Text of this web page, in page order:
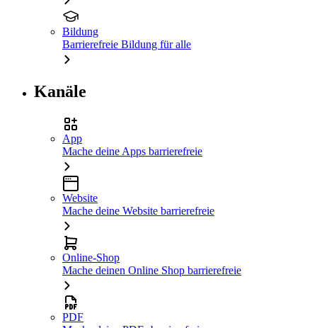
Bildung
Barrierefreie Bildung für alle
Kanäle
App
Mache deine Apps barrierefreie
Website
Mache deine Website barrierefreie
Online-Shop
Mache deinen Online Shop barrierefreie
PDF